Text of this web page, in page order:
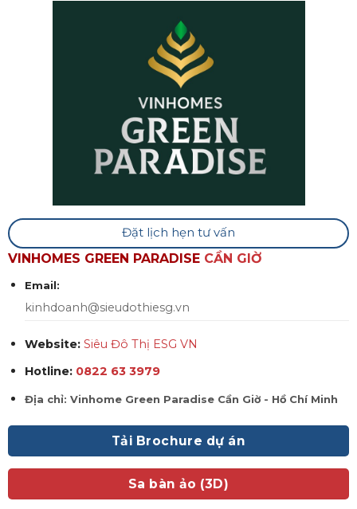
Đặt lịch hẹn tư vấn
VINHOMES GREEN PARADISECẦN GIỜ
Email:
kinhdoanh@sieudothiesg.vn
Website: Siêu Đô Thị ESG VN
Hotline: 0822 63 3979
Địa chỉ: Vinhome Green Paradise Cần Giờ - Hồ Chí Minh
Tải Brochure dự án
Sa bàn ảo (3D)